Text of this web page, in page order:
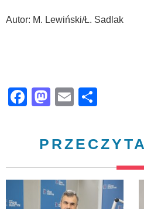
Autor: M. Lewiński/Ł. Sadlak
Facebook
Mastodon
Email